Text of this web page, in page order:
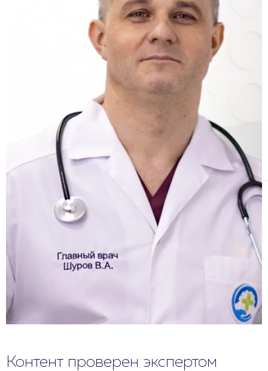
Контент проверен экспертом